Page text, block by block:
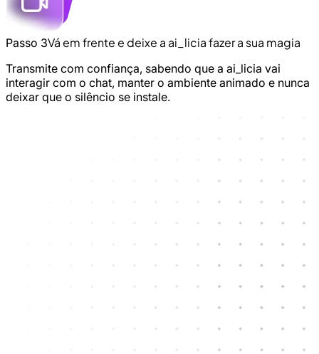
Passo 3Vá em frente e deixe a ai_licia fazer a sua magia
Transmite com confiança, sabendo que a ai_licia vai
interagir com o chat, manter o ambiente animado e nunca
deixar que o silêncio se instale.